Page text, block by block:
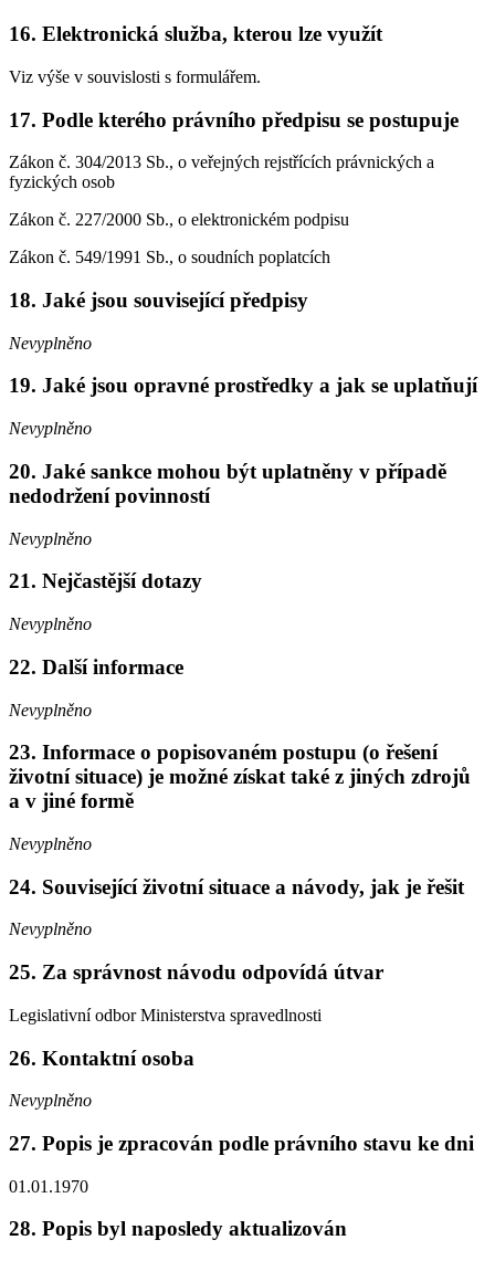
16. Elektronická služba, kterou lze využít
Viz výše v souvislosti s formulářem.
17. Podle kterého právního předpisu se postupuje
Zákon č. 304/2013 Sb., o veřejných rejstřících právnických a
fyzických osob
Zákon č. 227/2000 Sb., o elektronickém podpisu
Zákon č. 549/1991 Sb., o soudních poplatcích
18. Jaké jsou související předpisy
Nevyplněno
19. Jaké jsou opravné prostředky a jak se uplatňují
Nevyplněno
20. Jaké sankce mohou být uplatněny v případě
nedodržení povinností
Nevyplněno
21. Nejčastější dotazy
Nevyplněno
22. Další informace
Nevyplněno
23. Informace o popisovaném postupu (o řešení
životní situace) je možné získat také z jiných zdrojů
a v jiné formě
Nevyplněno
24. Související životní situace a návody, jak je řešit
Nevyplněno
25. Za správnost návodu odpovídá útvar
Legislativní odbor Ministerstva spravedlnosti
26. Kontaktní osoba
Nevyplněno
27. Popis je zpracován podle právního stavu ke dni
01.01.1970
28. Popis byl naposledy aktualizován